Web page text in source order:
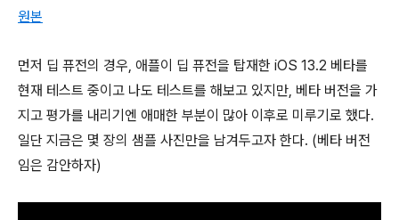
원본
먼저 딥 퓨전의 경우, 애플이 딥 퓨전을 탑재한 iOS 13.2 베타를
현재 테스트 중이고 나도 테스트를 해보고 있지만, 베타 버전을 가
지고 평가를 내리기엔 애매한 부분이 많아 이후로 미루기로 했다.
일단 지금은 몇 장의 샘플 사진만을 남겨두고자 한다. (베타 버전
임은 감안하자)